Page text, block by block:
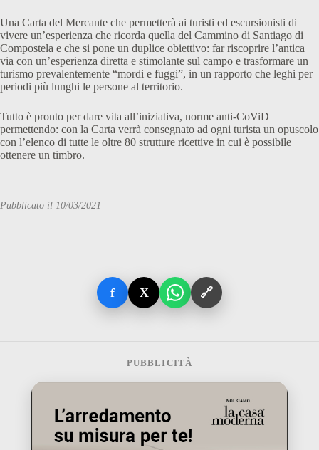
Una Carta del Mercante che permetterà ai turisti ed escursionisti di
vivere un’esperienza che ricorda quella del Cammino di Santiago di
Compostela e che si pone un duplice obiettivo: far riscoprire l’antica
via con un’esperienza diretta e stimolante sul campo e trasformare un
turismo prevalentemente “mordi e fuggi”, in un rapporto che leghi per
periodi più lunghi le persone al territorio.
Tutto è pronto per dare vita all’iniziativa, norme anti-CoViD
permettendo: con la Carta verrà consegnato ad ogni turista un opuscolo
con l’elenco di tutte le oltre 80 strutture ricettive in cui è possibile
ottenere un timbro.
Pubblicato il 10/03/2021
f X 🔗
PUBBLICITÀ